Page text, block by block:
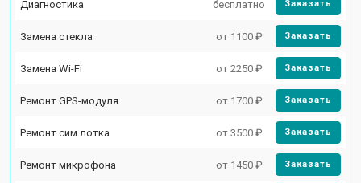
Диагностика бесплатно Заказать
Замена стекла от 1100 ₽ Заказать
Замена Wi-Fi от 2250 ₽ Заказать
Ремонт GPS-модуля от 1700 ₽ Заказать
Ремонт сим лотка от 3500 ₽ Заказать
Ремонт микрофона от 1450 ₽ Заказать